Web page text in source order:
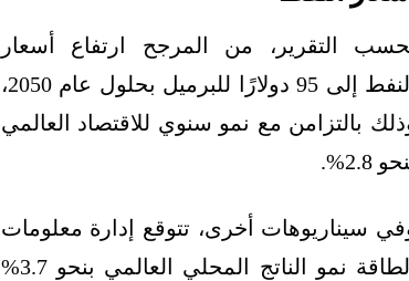
التقرير، من المرجح ارتفاع أسعار
النفط إلى 95 دولارًا للبرميل بحلول عام 2050،
بالتزامن مع نمو سنوي للاقتصاد العالمي
2.8%.
سيناريوهات أخرى، تتوقع إدارة معلومات
الطاقة نمو الناتج المحلي العالمي بنحو 3.7%